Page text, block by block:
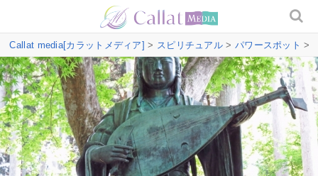
Callat media[カラットメディア] > スピリチュアル > パワースポット >